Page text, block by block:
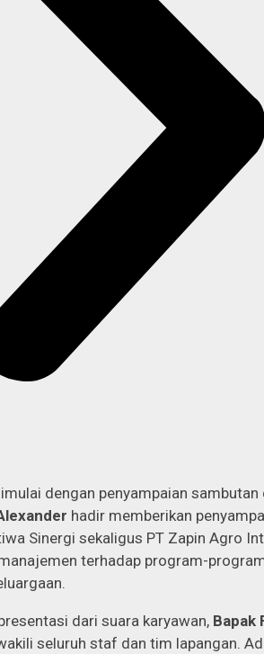
dengan penyampaian sambutan
hadir memberikan
Sinergi sekaligus PT Zapin Agro
terhadap program-
dari suara karyawan, Bapak
seluruh staf dan tim lapangan.